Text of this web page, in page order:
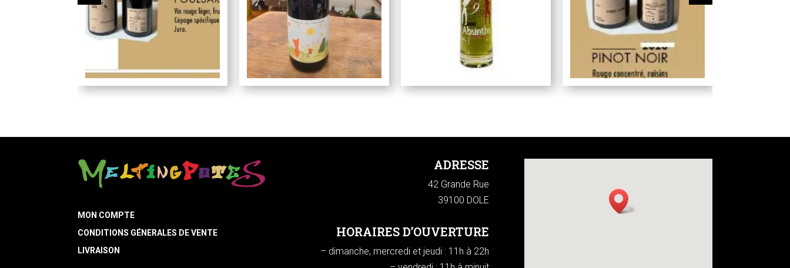
MON COMPTE
CONDITIONS GÉNERALES DE VENTE
LIVRAISON
ADRESSE
42 Grande Rue
39100 DOLE
HORAIRES D’OUVERTURE
– dimanche, mercredi et jeudi : 11h à 22h